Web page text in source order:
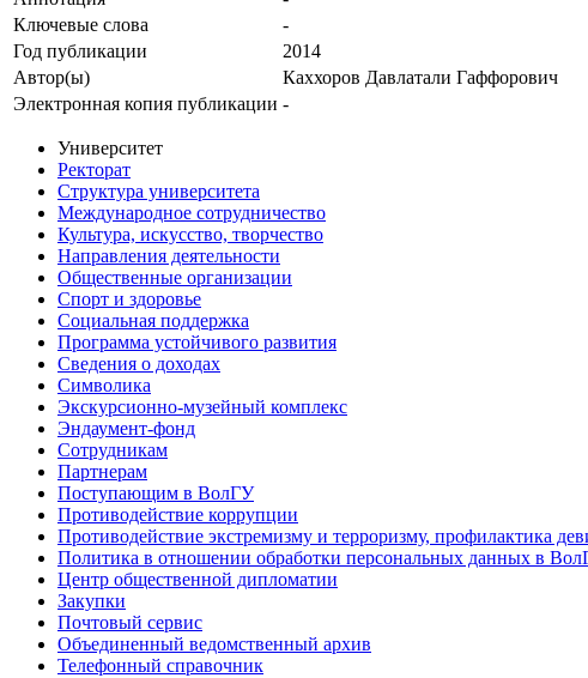
Ключевые cлова
-
Год публикации
2014
Автор(ы)
Каххоров Давлатали Гаффорович
Электронная копия публикации -
Университет
Ректорат
Структура университета
Международное сотрудничество
Культура, искусство, творчество
Направления деятельности
Общественные организации
Спорт и здоровье
Социальная поддержка
Программа устойчивого развития
Сведения о доходах
Символика
Экскурсионно-музейный комплекс
Эндаумент-фонд
Сотрудникам
Партнерам
Поступающим в ВолГУ
Противодействие коррупции
Противодействие экстремизму и терроризму, профилактика
Политика в отношении обработки персональных данных в
Центр общественной дипломатии
Закупки
Почтовый сервис
Объединенный ведомственный архив
Телефонный справочник